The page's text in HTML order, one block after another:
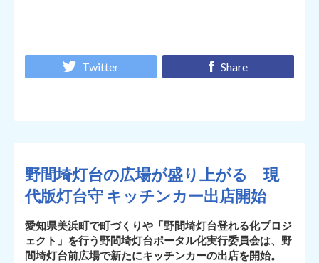
Twitter Share
野間埼灯台の広場が盛り上がる 現
代版灯台守 キッチンカー出店開始
愛知県美浜町で町づくりや「野間埼灯台登れる化プロジ
ェクト」を行う野間埼灯台ポータル化実行委員会は、野
間埼灯台前広場で新たにキッチンカーの出店を開始。